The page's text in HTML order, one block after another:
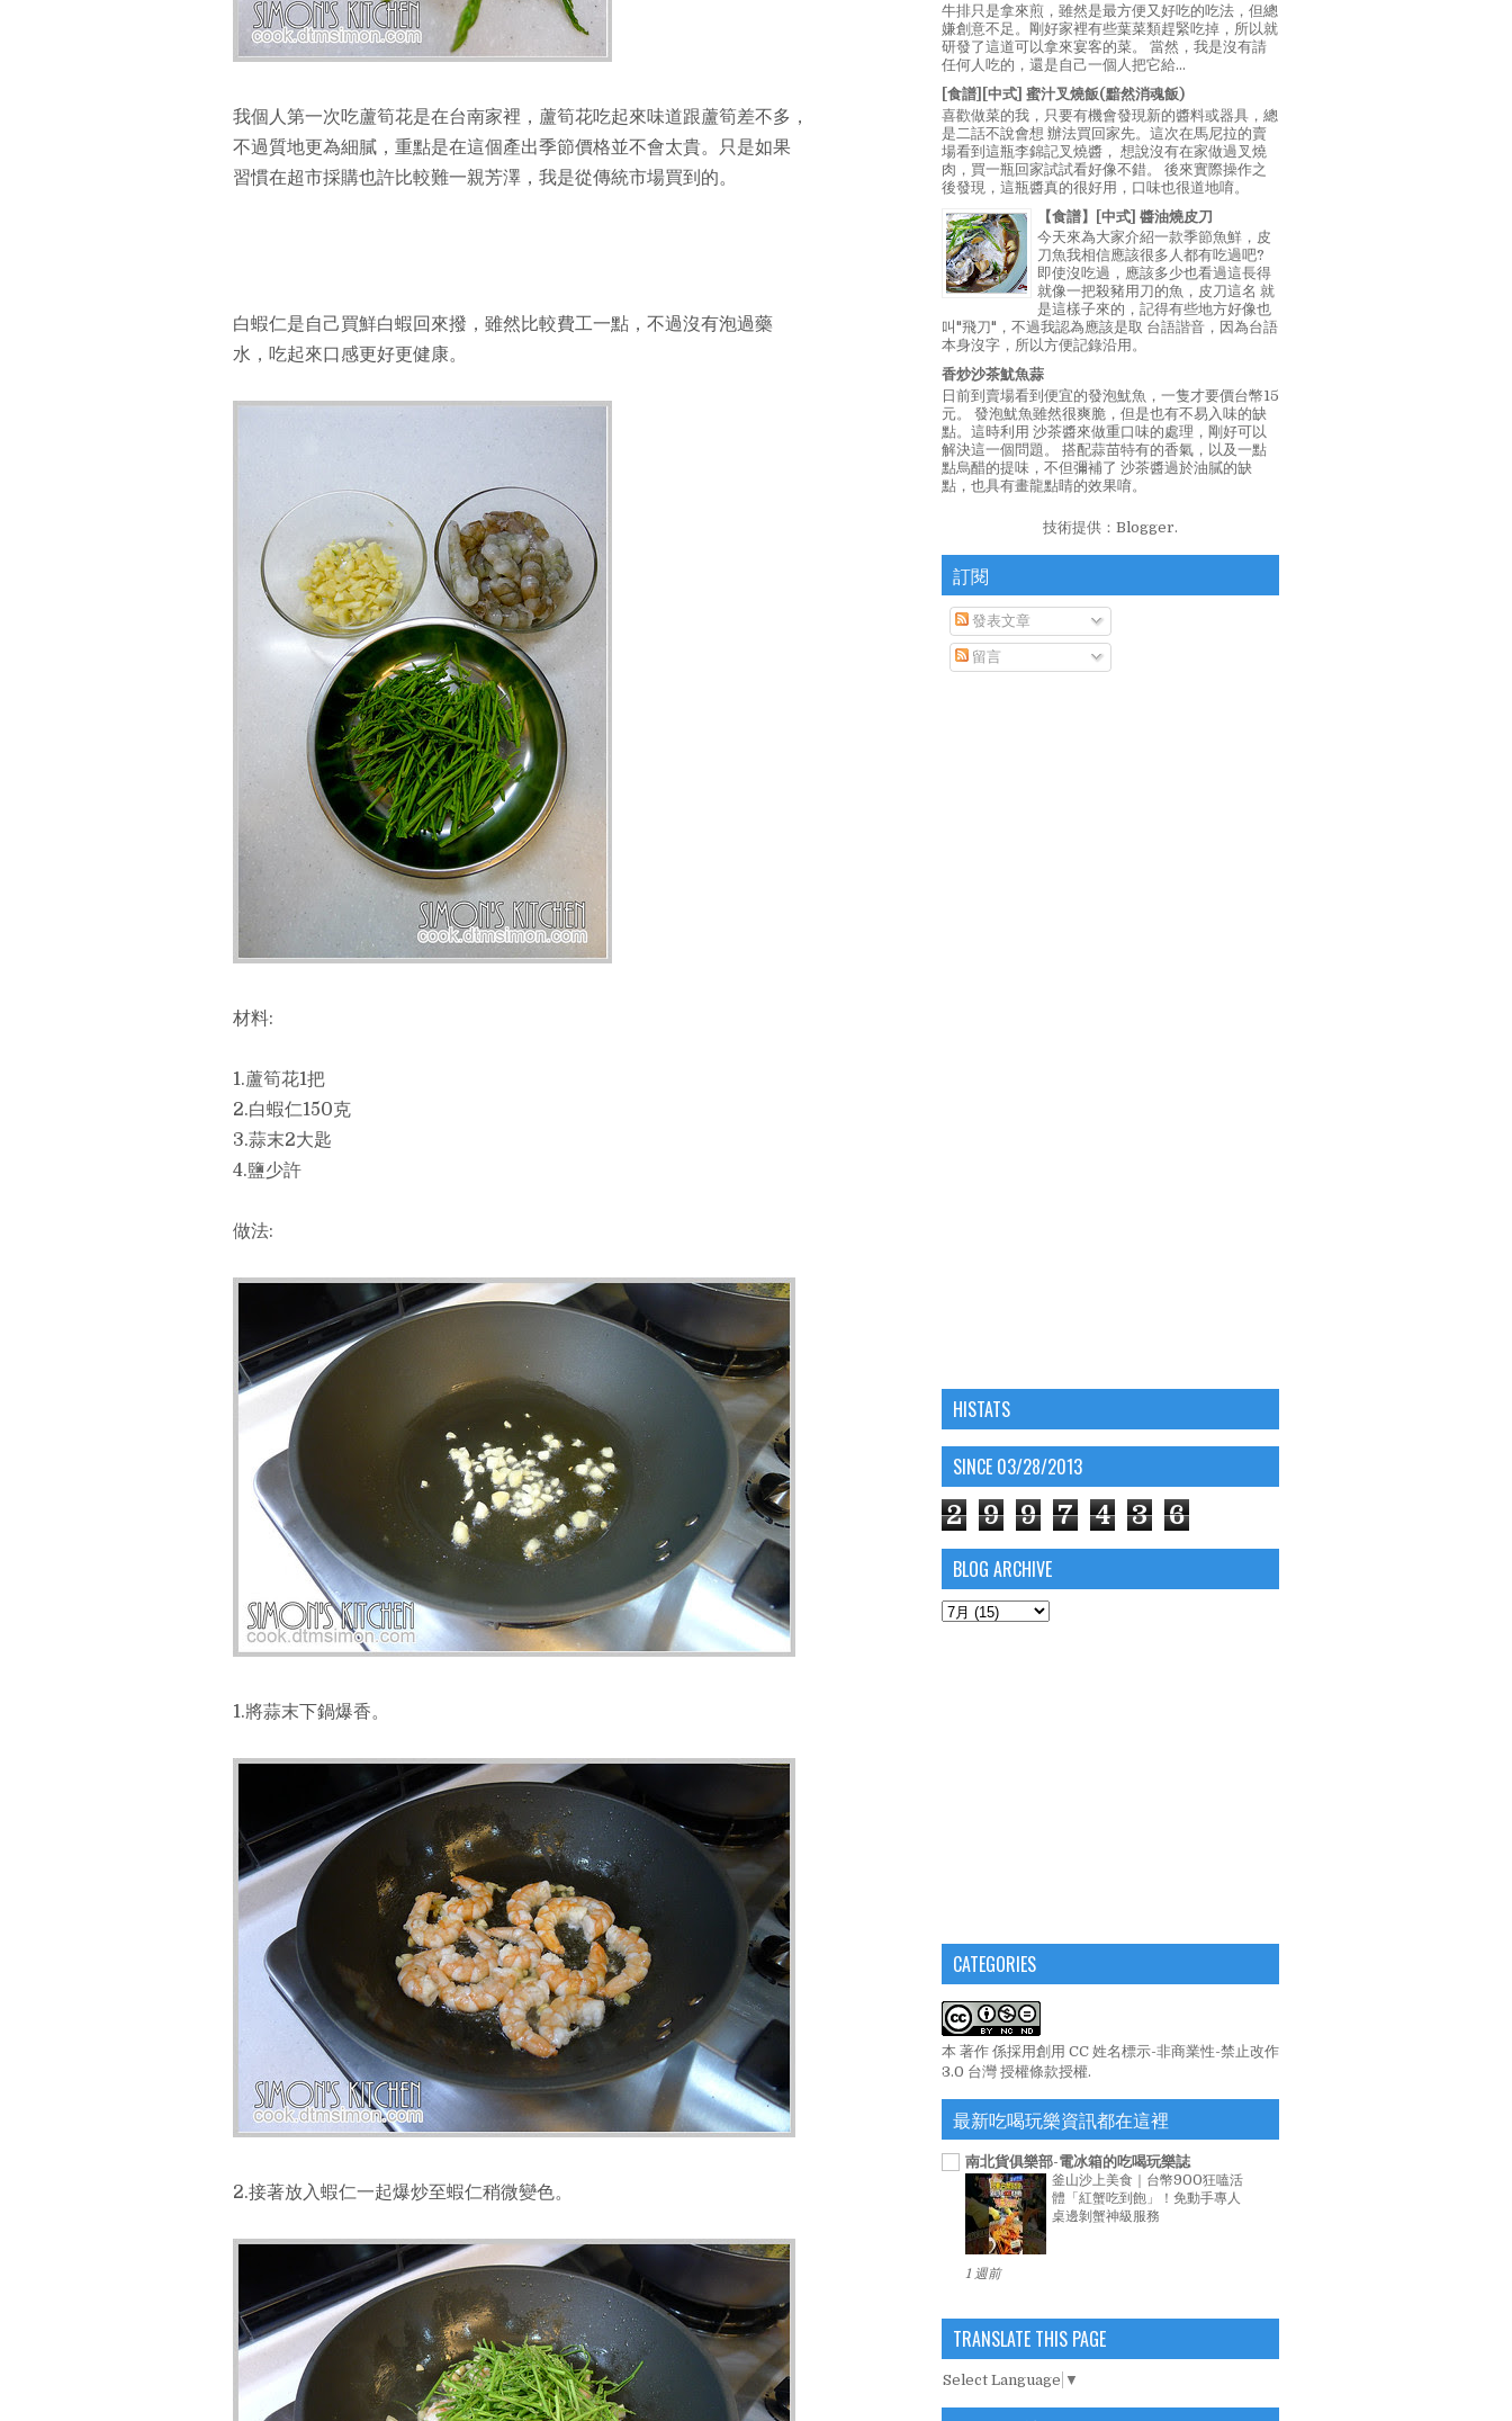
我個人第一次吃蘆筍花是在台南家裡，蘆筍花吃起來味道跟蘆筍差不多，
不過質地更為細膩，重點是在這個產出季節價格並不會太貴。只是如果
習慣在超市採購也許比較難一親芳澤，我是從傳統市場買到的。
白蝦仁是自己買鮮白蝦回來撥，雖然比較費工一點，不過沒有泡過藥
水，吃起來口感更好更健康。
材料:
1.蘆筍花1把
2.白蝦仁150克
3.蒜末2大匙
4.鹽少許
做法:
1.將蒜末下鍋爆香。
2.接著放入蝦仁一起爆炒至蝦仁稍微變色。
牛排只是拿來煎，雖然是最方便又好吃的吃法，但總
嫌創意不足。剛好家裡有些葉菜類趕緊吃掉，所以就
研發了這道可以拿來宴客的菜。 當然，我是沒有請
任何人吃的，還是自己一個人把它給...
[食譜][中式] 蜜汁叉燒飯(黯然消魂飯)
喜歡做菜的我，只要有機會發現新的醬料或器具，總
是二話不說會想 辦法買回家先。這次在馬尼拉的賣
場看到這瓶李錦記叉燒醬， 想說沒有在家做過叉燒
肉，買一瓶回家試試看好像不錯。 後來實際操作之
後發現，這瓶醬真的很好用，口味也很道地唷。
【食譜】[中式] 醬油燒皮刀
今天來為大家介紹一款季節魚鮮，皮
刀魚我相信應該很多人都有吃過吧?
即使沒吃過，應該多少也看過這長得
就像一把殺豬用刀的魚，皮刀這名 就
是這樣子來的，記得有些地方好像也
叫"飛刀"，不過我認為應該是取 台語諧音，因為台語
本身沒字，所以方便記錄沿用。
香炒沙茶魷魚蒜
日前到賣場看到便宜的發泡魷魚，一隻才要價台幣15
元。 發泡魷魚雖然很爽脆，但是也有不易入味的缺
點。這時利用 沙茶醬來做重口味的處理，剛好可以
解決這一個問題。 搭配蒜苗特有的香氣，以及一點
點烏醋的提味，不但彌補了 沙茶醬過於油膩的缺
點，也具有畫龍點睛的效果唷。
技術提供： Blogger.
訂閱
發表文章
留言
HISTATS
SINCE 03/28/2013
2 9 9 7 4 3 6
BLOG ARCHIVE
CATEGORIES
本 著作 係採用創用 CC 姓名標示-非商業性-禁止改作
3.0 台灣 授權條款授權.
最新吃喝玩樂資訊都在這裡
南北貨俱樂部-電冰箱的吃喝玩樂誌
釜山沙上美食｜台幣900狂嗑活
體「紅蟹吃到飽」！免動手專人
桌邊剝蟹神級服務
1 週前
TRANSLATE THIS PAGE
Select Language ▼